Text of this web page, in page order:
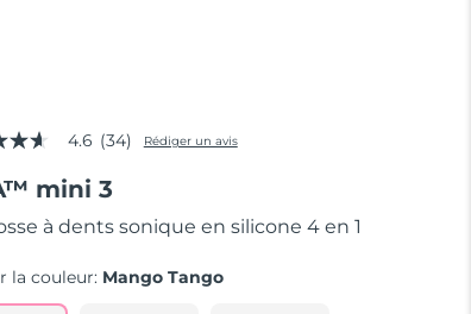
4.6 (34) Rédiger un avis
mini 3
à dents sonique en silicone 4 en 1
la couleur: Mango Tango